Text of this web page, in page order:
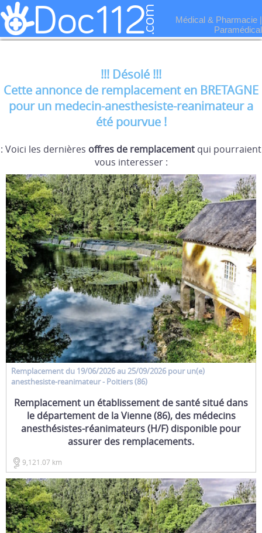
Médical & Pharmacie |
Paramédical
!!! Désolé !!!
Cette annonce de remplacement en BRETAGNE
pour un medecin-anesthesiste-reanimateur a
été pourvue !
: Voici les dernières offres de remplacement qui pourraient
vous interesser :
Remplacement du 19/06/2026 au 25/09/2026 pour un(e)
anesthesiste-reanimateur- Poitiers (86)
Remplacement un établissement de santé situé dans
le département de la Vienne (86), des médecins
anesthésistes-réanimateurs (H/F) disponible pour
assurer des remplacements.
9,121.07 km